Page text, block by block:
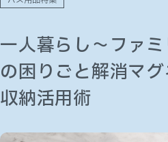
一人暮らし〜ファ
の困りごと解消マ
収納活用術